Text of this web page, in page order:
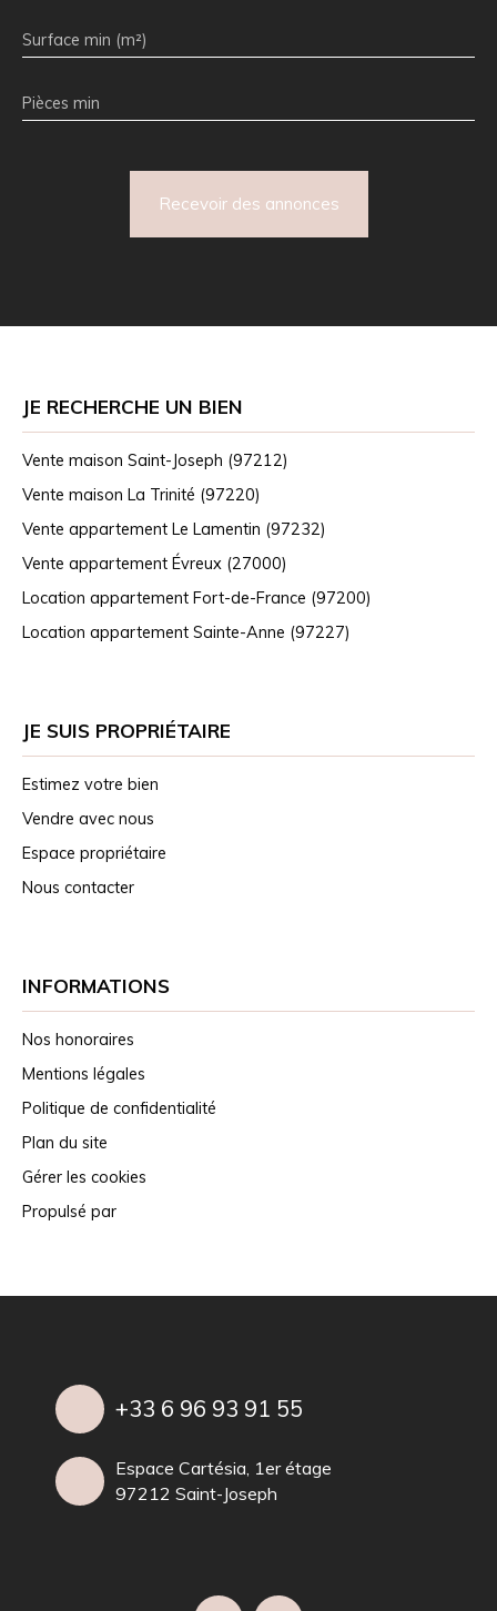
Surface min (m²)
Pièces min
Recevoir des annonces
JE RECHERCHE UN BIEN
Vente maison Saint-Joseph (97212)
Vente maison La Trinité (97220)
Vente appartement Le Lamentin (97232)
Vente appartement Évreux (27000)
Location appartement Fort-de-France (97200)
Location appartement Sainte-Anne (97227)
JE SUIS PROPRIÉTAIRE
Estimez votre bien
Vendre avec nous
Espace propriétaire
Nous contacter
INFORMATIONS
Nos honoraires
Mentions légales
Politique de confidentialité
Plan du site
Gérer les cookies
Propulsé par
+33 6 96 93 91 55
Espace Cartésia, 1er étage
97212 Saint-Joseph